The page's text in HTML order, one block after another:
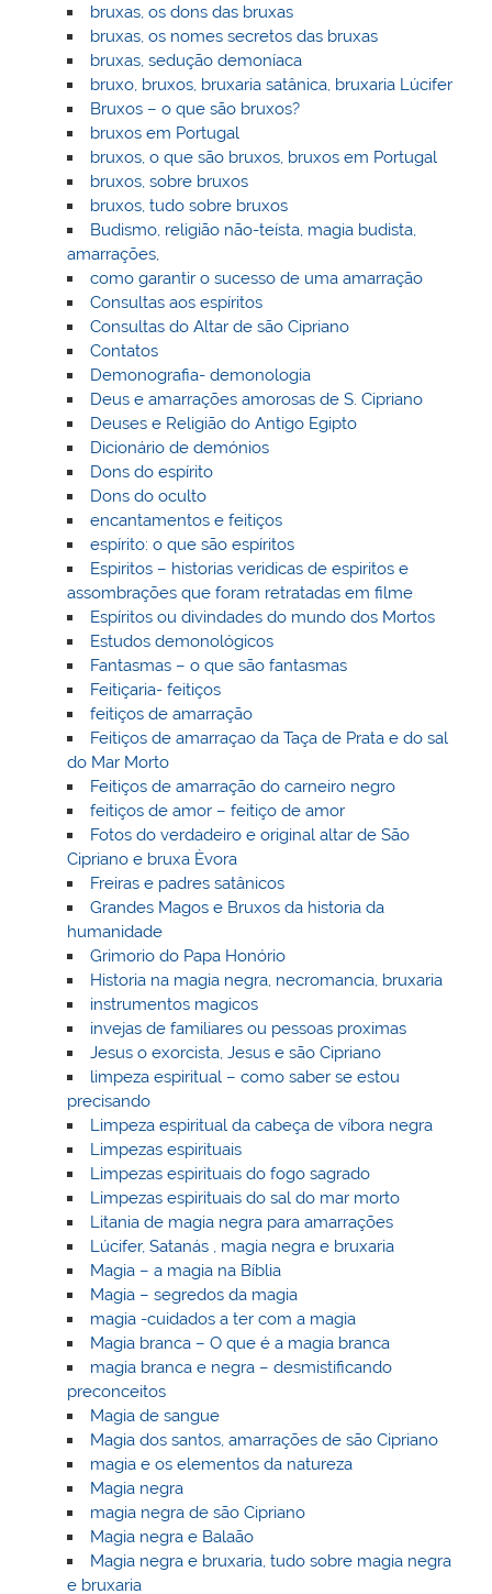
bruxas, os dons das bruxas
bruxas, os nomes secretos das bruxas
bruxas, sedução demoníaca
bruxo, bruxos, bruxaria satânica, bruxaria Lúcifer
Bruxos – o que são bruxos?
bruxos em Portugal
bruxos, o que são bruxos, bruxos em Portugal
bruxos, sobre bruxos
bruxos, tudo sobre bruxos
Budismo, religião não-teísta, magia budista,
amarrações,
como garantir o sucesso de uma amarração
Consultas aos espíritos
Consultas do Altar de são Cipriano
Contatos
Demonografia- demonologia
Deus e amarrações amorosas de S. Cipriano
Deuses e Religião do Antigo Egipto
Dicionário de demónios
Dons do espírito
Dons do oculto
encantamentos e feitiços
espírito: o que são espíritos
Espiritos – historias veridicas de espiritos e
assombrações que foram retratadas em filme
Espíritos ou divindades do mundo dos Mortos
Estudos demonológicos
Fantasmas – o que são fantasmas
Feitiçaria- feitiços
feitiços de amarração
Feitiços de amarraçao da Taça de Prata e do sal
do Mar Morto
Feitiços de amarração do carneiro negro
feitiços de amor – feitiço de amor
Fotos do verdadeiro e original altar de São
Cipriano e bruxa Èvora
Freiras e padres satânicos
Grandes Magos e Bruxos da historia da
humanidade
Grimorio do Papa Honório
Historia na magia negra, necromancia, bruxaria
instrumentos magicos
invejas de familiares ou pessoas proximas
Jesus o exorcista, Jesus e são Cipriano
limpeza espiritual – como saber se estou
precisando
Limpeza espiritual da cabeça de víbora negra
Limpezas espirituais
Limpezas espirituais do fogo sagrado
Limpezas espirituais do sal do mar morto
Litania de magia negra para amarrações
Lúcifer, Satanás , magia negra e bruxaria
Magia – a magia na Bíblia
Magia – segredos da magia
magia -cuidados a ter com a magia
Magia branca – O que é a magia branca
magia branca e negra – desmistificando
preconceitos
Magia de sangue
Magia dos santos, amarrações de são Cipriano
magia e os elementos da natureza
Magia negra
magia negra de são Cipriano
Magia negra e Balaão
Magia negra e bruxaria, tudo sobre magia negra
e bruxaria